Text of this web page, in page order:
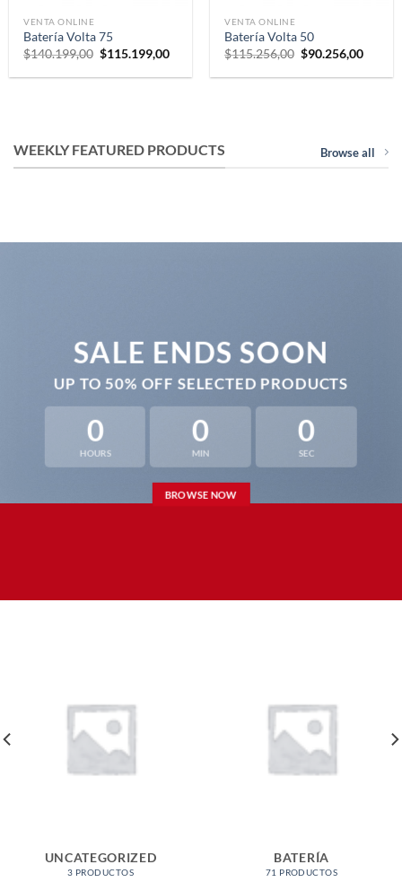
VENTA ONLINE
Batería Volta 75
$140.199,00 Original
was:
$115.199,00Current
is:
VENTA ONLINE
Batería Volta 50
$115.256,00 Original
was:
$90.256,00
is:
WEEKLY FEATURED PRODUCTS Browse all
SALE ENDS SOON
UP TO50% OFF SELECTED PRODUCTS
0
HOURS
0
MIN
0
SEC
BROWSE NOW
UNCATEGORIZED
3 PRODUCTOS
BATERÍA
71 PRODUCTOS